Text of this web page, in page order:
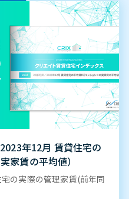
年12月 賃貸住宅の
家賃の平均値）
の実際の管理家賃(前年同